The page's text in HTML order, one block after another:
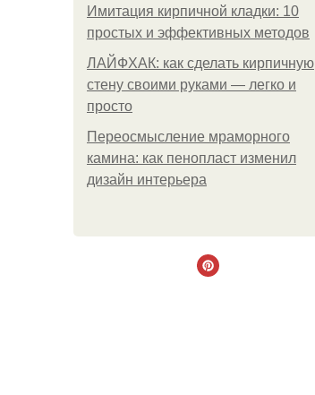
Имитация кирпичной кладки: 10
простых и эффективных методов
ЛАЙФХАК: как сделать кирпичную
стену своими руками — легко и
просто
Переосмысление мраморного
камина: как пенопласт изменил
дизайн интерьера